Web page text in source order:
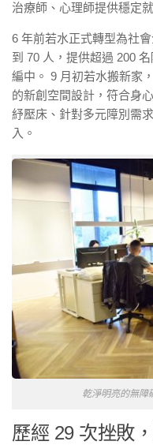
治療師、心理師提供穩定
6 年前若水正式轉型為社
到 70 人，提供超過 200
編中。 9 月初若水搬新家
的新創空間設計，符合身
紓壓床、針對多元障別需
入。
乾淨明亮的無障
歷經 29 次挫敗